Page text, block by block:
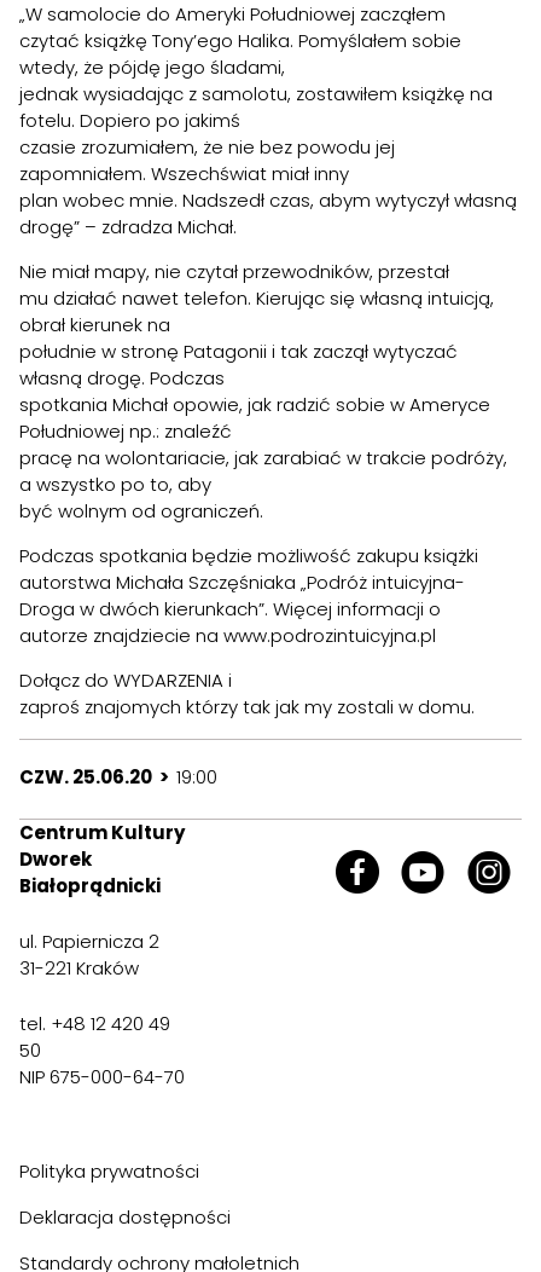
„W samolocie do Ameryki Południowej zacząłem
czytać książkę Tony’ego Halika. Pomyślałem sobie
wtedy, że pójdę jego śladami,
jednak wysiadając z samolotu, zostawiłem książkę na
fotelu. Dopiero po jakimś
czasie zrozumiałem, że nie bez powodu jej
zapomniałem. Wszechświat miał inny
plan wobec mnie. Nadszedł czas, abym wytyczył własną
drogę” – zdradza Michał.
Nie miał mapy, nie czytał przewodników, przestał
mu działać nawet telefon. Kierując się własną intuicją,
obrał kierunek na
południe w stronę Patagonii i tak zaczął wytyczać
własną drogę. Podczas
spotkania Michał opowie, jak radzić sobie w Ameryce
Południowej np.: znaleźć
pracę na wolontariacie, jak zarabiać w trakcie podróży,
a wszystko po to, aby
być wolnym od ograniczeń.
Podczas spotkania będzie możliwość zakupu książki
autorstwa Michała Szczęśniaka „Podróż intuicyjna-
Droga w dwóch kierunkach”. Więcej informacji o
autorze znajdziecie na www.podrozintuicyjna.pl
Dołącz do WYDARZENIAi
zaproś znajomych którzy tak jak my zostali w domu.
CZW. 25.06.20 > 19:00
Centrum Kultury
Dworek
Białoprądnicki
ul. Papiernicza 2
31-221 Kraków
tel. +48 12 420 49
50
NIP 675-000-64-70
Polityka prywatności
Deklaracja dostępności
Standardy ochrony małoletnich